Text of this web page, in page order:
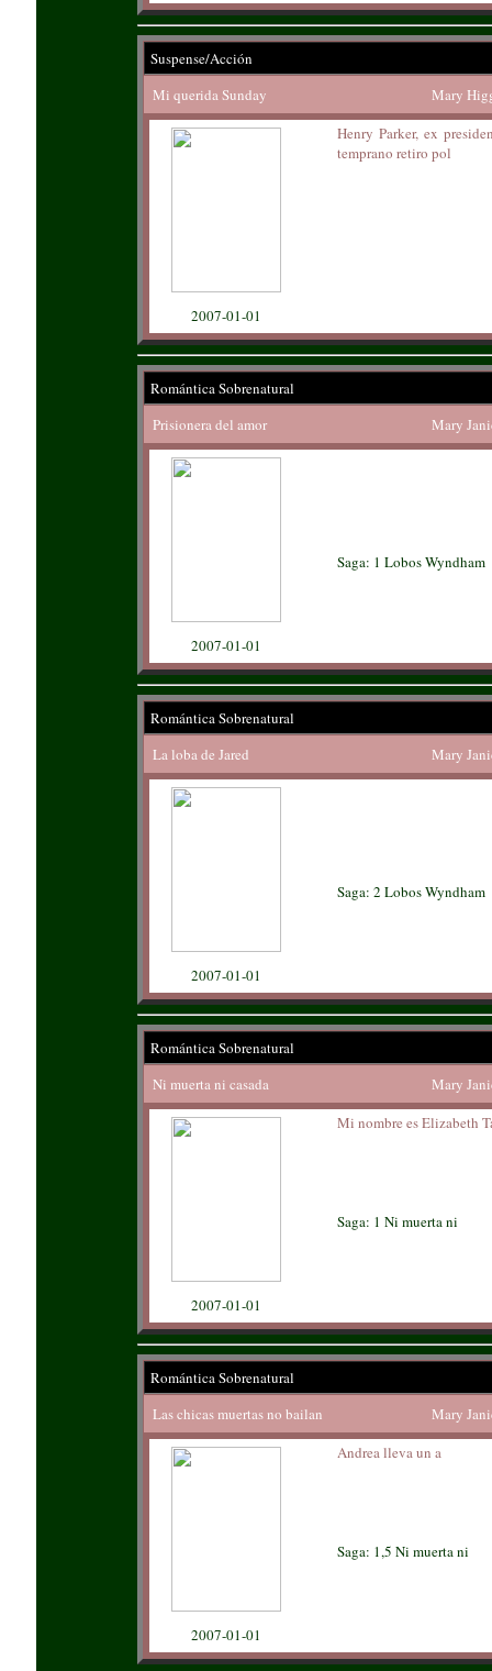
Suspense/Acción
Mi querida Sunday
Mary
2007-01-01
Henry Parker, ex
temprano retiro pol
Romántica Sobrenatural
Prisionera del amor
Mary
2007-01-01
Saga: 1 Lobos Wyndham
Romántica Sobrenatural
La loba de Jared
Mary
2007-01-01
Saga: 2 Lobos Wyndham
Romántica Sobrenatural
Ni muerta ni casada
Mary
2007-01-01
Mi nombre es Elizabeth
Saga: 1 Ni muerta ni
Romántica Sobrenatural
Las chicas muertas no bailan
Mary
2007-01-01
Andrea lleva un a
Saga: 1,5 Ni muerta ni